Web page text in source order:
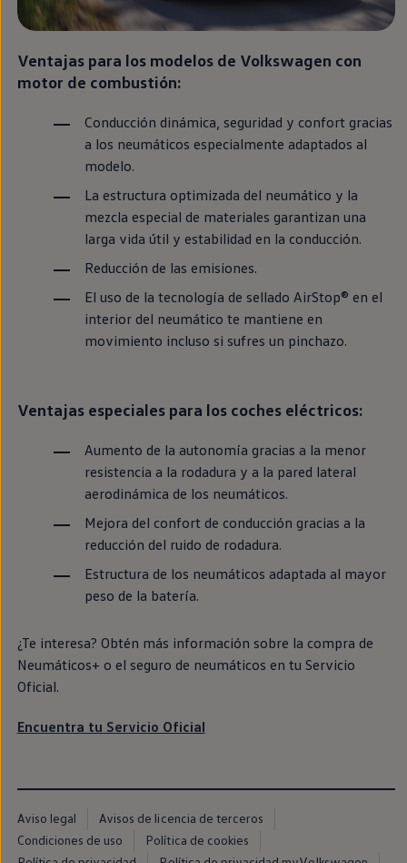
Llantas y neumáticos
Recambios Volkswagen
Seguridad
Transporte
Entretenimiento
Carga
Merchandising
Todo sobre tu Volkswagen
Tu coche conectado
Luces de advertencia
Manuales del coche
Información sobre EA189
Accede a My Volkswagen
Información sobre Diésel XTL
Suscripción de mantenimiento Long Drive
Modelos anteriores
Beetle
Scirocco
Polo
Passat
Touareg
Touran
t-roc-1
Asistencia en carretera
Ventajas para los modelos de Volkswagen con
motor de combustión:
Conducción dinámica, seguridad y confort gracias
a los neumáticos especialmente adaptados al
modelo.
La estructura optimizada del neumático y la
mezcla especial de materiales garantizan una
larga vida útil y estabilidad en la conducción.
Reducción de las emisiones.
El uso de la tecnología de sellado AirStop® en el
interior del neumático te mantiene en
movimiento incluso si sufres un pinchazo.
Ventajas especiales para los coches eléctricos:
Aumento de la autonomía gracias a la menor
resistencia a la rodadura y a la pared lateral
aerodinámica de los neumáticos.
Mejora del confort de conducción gracias a la
reducción del ruido de rodadura.
Estructura de los neumáticos adaptada al mayor
peso de la batería.
¿Te interesa? Obtén más información sobre la compra de
Neumáticos+ o el seguro de neumáticos en tu Servicio
Oficial.
Encuentra tu Servicio Oficial
Aviso legal
Avisos de licencia de terceros
Condiciones de uso
Política de cookies